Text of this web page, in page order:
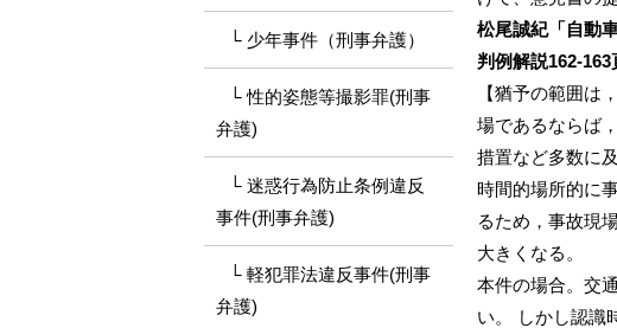
松尾誠紀「自動
判例解説162-163
【猶予の範囲は
場であるならば
措置など多数に
時間的場所的に
るため，事故現
大きくなる。
本件の場合。交
い。 しかし認識
少年事件（刑事弁護）
性的姿態等撮影罪(刑事
弁護)
迷惑行為防止条例違反
事件(刑事弁護)
軽犯罪法違反事件(刑事
弁護)